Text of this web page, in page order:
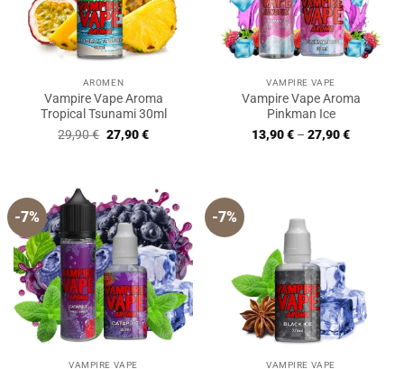
AROMEN
Vampire Vape Aroma
Tropical Tsunami 30ml
29,90€ Ursprünglicher
Preis
27,90€Aktueller
VAMPIRE VAPE
Vampire Vape Aroma
Pinkman Ice
13,90€ – 27,90€
-7%
VAMPIRE VAPE
-7%
VAMPIRE VAPE